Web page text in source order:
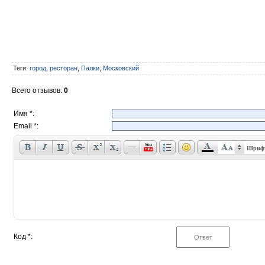
Теги: город ресторан Палки Московский
Всего отзывов: 0
Имя *:
Email *:
Код *: